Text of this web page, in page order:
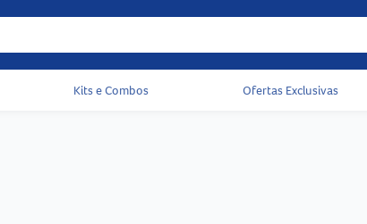
Acessos rápidos do cabeçalho
Kits e Combos Ofertas Exclusivas